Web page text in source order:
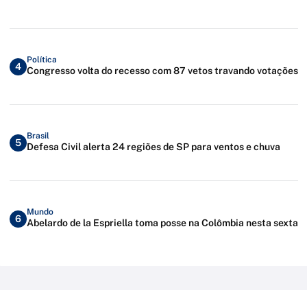
4
Política
Congresso volta do recesso com 87 vetos travando votações
5
Brasil
Defesa Civil alerta 24 regiões de SP para ventos e chuva
6
Mundo
Abelardo de la Espriella toma posse na Colômbia nesta sexta